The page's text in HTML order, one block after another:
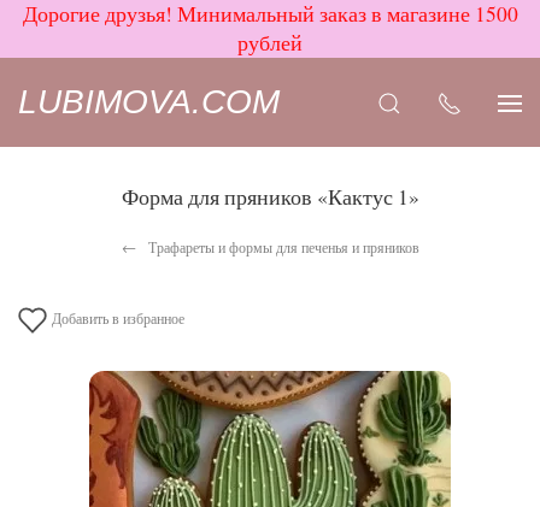
Дорогие друзья! Минимальный заказ в магазине 1500
рублей
LUBIMOVA.COM
Форма для пряников «Кактус 1»
Трафареты и формы для печенья и пряников
Добавить в избранное